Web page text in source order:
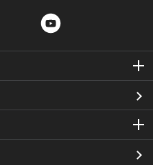
Twitter